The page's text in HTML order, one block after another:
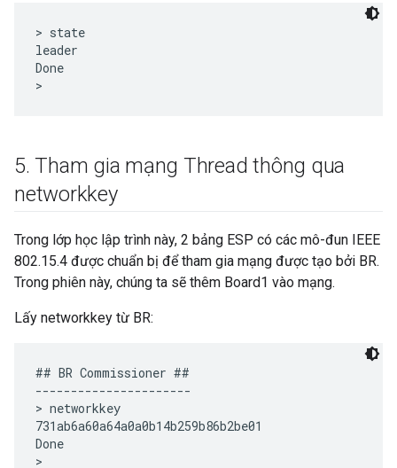
> state
leader
Done
5. Tham gia mạng Thread thông qua
networkkey
Trong lớp học lập trình này, 2 bảng ESP có các mô-đun IEEE
802.15.4 được chuẩn bị để tham gia mạng được tạo bởi BR.
Trong phiên này, chúng ta sẽ thêm Board1 vào mạng.
Lấy networkkey từ BR:
## BR Commissioner ##
----------------------
> networkkey
731ab6a60a64a0a0b14b259b86b2be01
Done